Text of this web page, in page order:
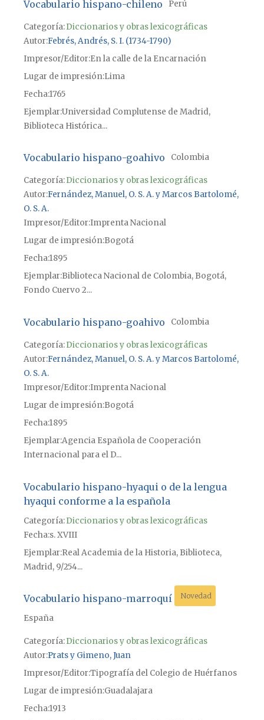
Vocabulario hispano-chileno Perú
Categoría:Diccionarios y obras lexicográficas
Autor Febrés, Andrés, S. I. (1734-1790)
Impresor/Editor En la calle de la Encarnación
Lugar de impresiónLima
Fecha1765
Ejemplar Universidad Complutense de Madrid,
Biblioteca Histórica...
Vocabulario hispano-goahivo Colombia
Categoría:Diccionarios y obras lexicográficas
Autor Fernández, Manuel, O. S. A. y Marcos Bartolomé,
O. S. A.
Impresor/Editor Imprenta Nacional
Lugar de impresiónBogotá
Fecha1895
Ejemplar Biblioteca Nacional de Colombia, Bogotá,
Fondo Cuervo 2...
Vocabulario hispano-goahivo Colombia
Categoría:Diccionarios y obras lexicográficas
Autor Fernández, Manuel, O. S. A. y Marcos Bartolomé,
O. S. A.
Impresor/Editor Imprenta Nacional
Lugar de impresiónBogotá
Fecha1895
Ejemplar Agencia Española de Cooperación
Internacional para el D...
Vocabulario hispano-hyaqui o de la lengua
hyaqui conforme a la española
Categoría:Diccionarios y obras lexicográficas
Fechas. XVIII
Ejemplar Real Academia de la Historia, Biblioteca,
Madrid, 9/254...
Vocabulario hispano-marroquí Novedad
España
Categoría:Diccionarios y obras lexicográficas
Autor Prats y Gimeno, Juan
Impresor/Editor Tipografía del Colegio de Huérfanos
Lugar de impresiónGuadalajara
Fecha1913